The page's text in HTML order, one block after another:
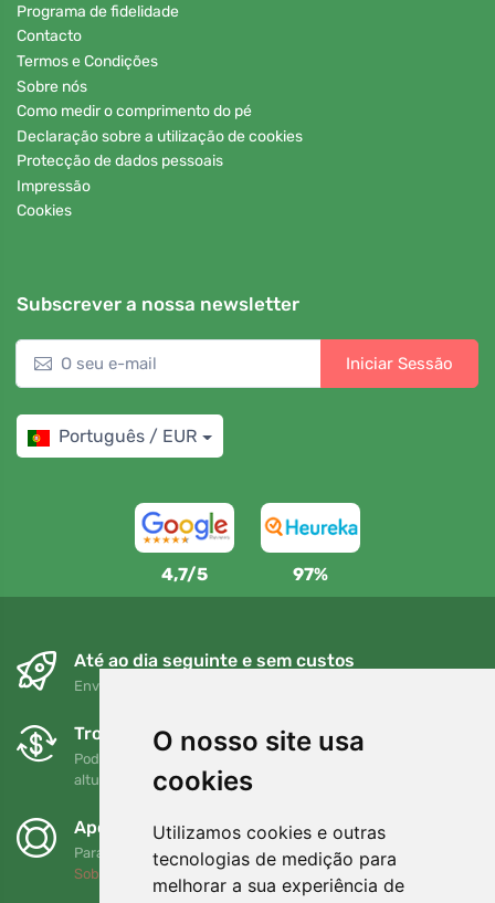
O nosso site usa
cookies
Utilizamos cookies e outras
tecnologias de medição para
melhorar a sua experiência de
Programa de fidelidade
Contacto
Termos e Condições
Sobre nós
Como medir o comprimento do pé
Declaração sobre a utilização de cookies
Protecção de dados pessoais
Impressão
Cookies
Subscrever a nossa newsletter
Iniciar Sessão
Português / EUR
4,7/5 97%
Até ao dia seguinte e sem custos
Envio gratuito para encomendas superiores a 80 EUR
Trocas e devoluções gratuitas
Pode devolver ou trocar a sua encomenda em qualquer
altura no prazo de 90 dias
Apoiamos a Trees.org
Para cada encomenda plantamos uma árvore! Leia mais
Sobre nós